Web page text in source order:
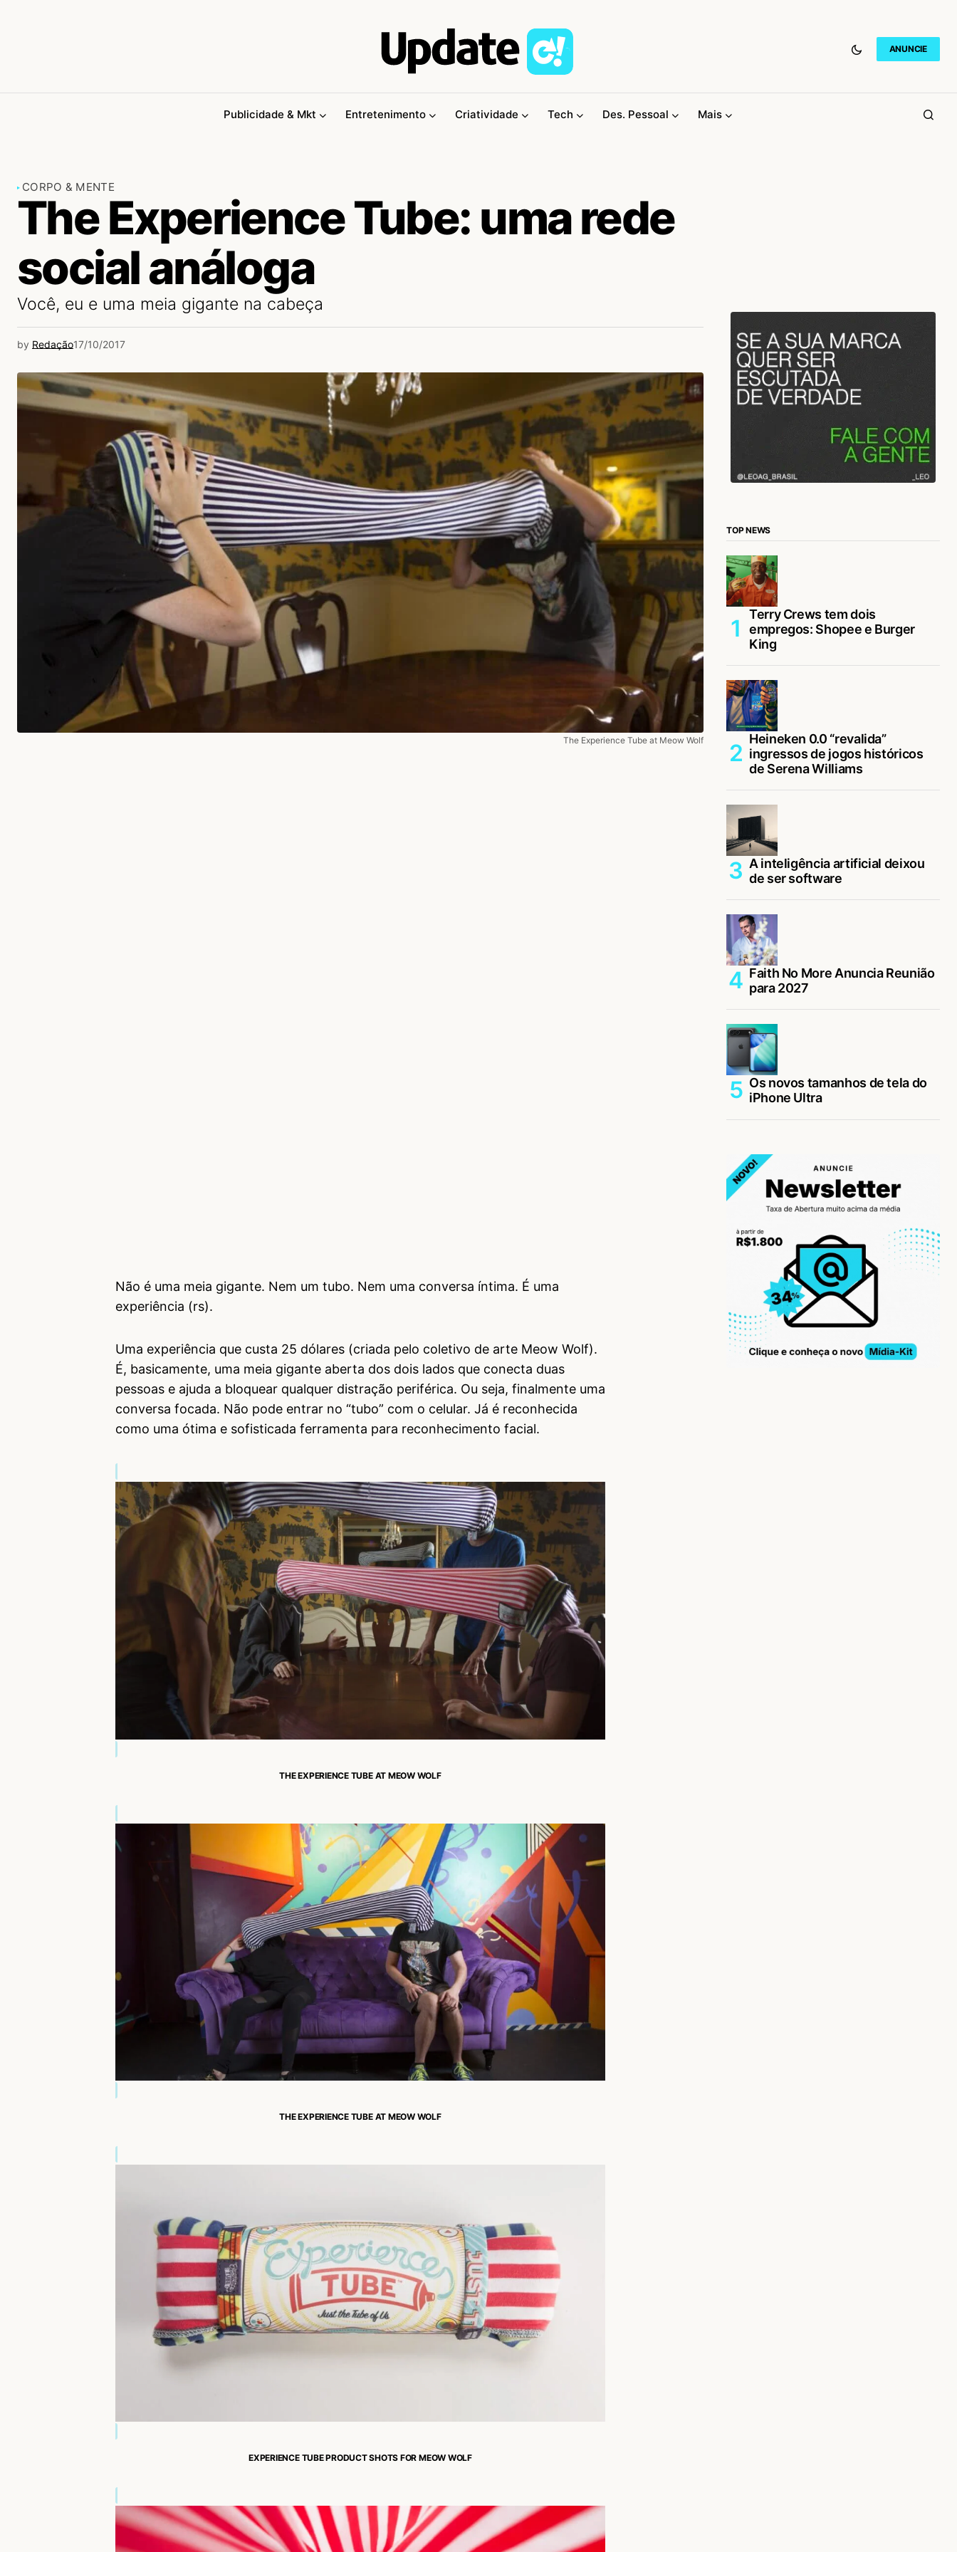
ANUNCIE
Publicidade & Mkt Entretenimento Criatividade Tech Des. Pessoal Mais
CORPO & MENTE
The Experience Tube: uma rede
social análoga
Você, eu e uma meia gigante na cabeça
by Redação17/10/2017
The Experience Tube at Meow Wolf
Não é uma meia gigante. Nem um tubo. Nem uma conversa íntima. É uma
experiência (rs).
Uma experiência que custa 25 dólares (criada pelo coletivo de arte Meow Wolf).
É, basicamente, uma meia gigante aberta dos dois lados que conecta duas
pessoas e ajuda a bloquear qualquer distração periférica. Ou seja, finalmente uma
conversa focada. Não pode entrar no “tubo” com o celular. Já é reconhecida
como uma ótima e sofisticada ferramenta para reconhecimento facial.
THE EXPERIENCE TUBE AT MEOW WOLF
THE EXPERIENCE TUBE AT MEOW WOLF
EXPERIENCE TUBE PRODUCT SHOTS FOR MEOW WOLF
TOP NEWS
Terry Crews tem dois
empregos: Shopee e Burger
King
Heineken 0.0 “revalida”
ingressos de jogos históricos
de Serena Williams
A inteligência artificial deixou
de ser software
Faith No More Anuncia Reunião
para 2027
Os novos tamanhos de tela do
iPhone Ultra